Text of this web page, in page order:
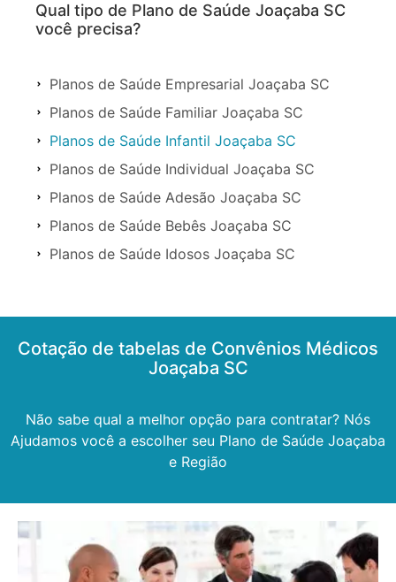
Qual tipo de Plano de Saúde Joaçaba SC
você precisa?
Planos de Saúde Empresarial Joaçaba SC
Planos de Saúde Familiar Joaçaba SC
Planos de Saúde Infantil Joaçaba SC
Planos de Saúde Individual Joaçaba SC
Planos de Saúde Adesão Joaçaba SC
Planos de Saúde Bebês Joaçaba SC
Planos de Saúde Idosos Joaçaba SC
Cotação de tabelas de Convênios Médicos
Joaçaba SC
Não sabe qual a melhor opção para contratar? Nós
Ajudamos você a escolher seu Plano de Saúde Joaçaba
e Região